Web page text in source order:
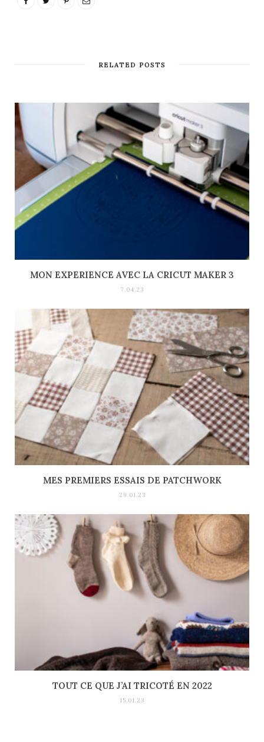
RELATED POSTS
MON EXPERIENCE AVEC LA CRICUT MAKER 3
7.04.23
MES PREMIERS ESSAIS DE PATCHWORK
29.01.23
TOUT CE QUE J’AI TRICOTÉ EN 2022
15.01.23